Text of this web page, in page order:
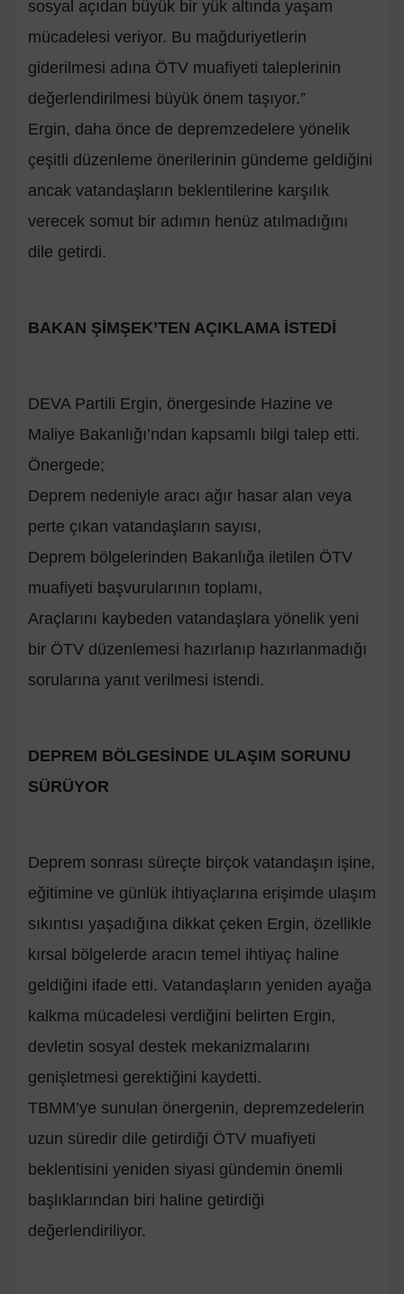
sosyal açıdan büyük bir yük altında yaşam
mücadelesi veriyor. Bu mağduriyetlerin
giderilmesi adına ÖTV muafiyeti taleplerinin
değerlendirilmesi büyük önem taşıyor.”
Ergin, daha önce de depremzedelere yönelik
çeşitli düzenleme önerilerinin gündeme geldiğini
ancak vatandaşların beklentilerine karşılık
verecek somut bir adımın henüz atılmadığını
dile getirdi.
BAKAN ŞİMŞEK’TEN AÇIKLAMA İSTEDİ
DEVA Partili Ergin, önergesinde Hazine ve
Maliye Bakanlığı’ndan kapsamlı bilgi talep etti.
Önergede;
Deprem nedeniyle aracı ağır hasar alan veya
perte çıkan vatandaşların sayısı,
Deprem bölgelerinden Bakanlığa iletilen ÖTV
muafiyeti başvurularının toplamı,
Araçlarını kaybeden vatandaşlara yönelik yeni
bir ÖTV düzenlemesi hazırlanıp hazırlanmadığı
sorularına yanıt verilmesi istendi.
DEPREM BÖLGESİNDE ULAŞIM SORUNU
SÜRÜYOR
Deprem sonrası süreçte birçok vatandaşın işine,
eğitimine ve günlük ihtiyaçlarına erişimde ulaşım
sıkıntısı yaşadığına dikkat çeken Ergin, özellikle
kırsal bölgelerde aracın temel ihtiyaç haline
geldiğini ifade etti. Vatandaşların yeniden ayağa
kalkma mücadelesi verdiğini belirten Ergin,
devletin sosyal destek mekanizmalarını
genişletmesi gerektiğini kaydetti.
TBMM’ye sunulan önergenin, depremzedelerin
uzun süredir dile getirdiği ÖTV muafiyeti
beklentisini yeniden siyasi gündemin önemli
başlıklarından biri haline getirdiği
değerlendiriliyor.